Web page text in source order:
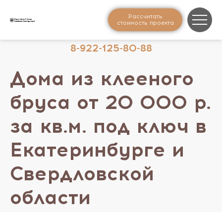
Рассчитать
стоимость проекта
8-922-125-80-88
Дома из клееного
бруса от 20 000 р.
за кв.м. под ключ в
Екатеринбурге и
Свердловской
области